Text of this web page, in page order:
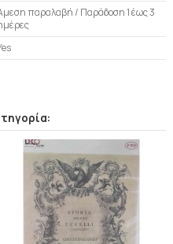
παραλαβή / Παράδoση 1 έως 3